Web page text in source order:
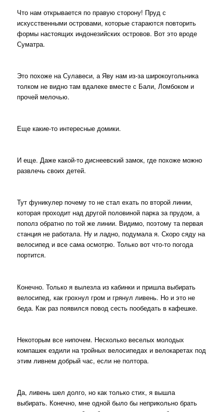
Что нам открывается по правую сторону! Пруд с
искусственными островами, которые стараются повторить
формы настоящих индонезийских островов. Вот это вроде
Суматра.
Это похоже на Сулавеси, а Яву нам из-за широкоугольника
толком не видно там вдалеке вместе с Бали, Ломбоком и
прочей мелочью.
Еще какие-то интересные домики.
И еще. Даже какой-то диснеевский замок, где похоже можно
развлечь своих детей.
Тут фуникулер почему то не стал ехать по второй линии,
которая проходит над другой половиной парка за прудом, а
пополз обратно по той же линии. Видимо, поэтому та первая
станция не работала. Ну и ладно, подумала я. Скоро сяду на
велосипед и все сама осмотрю. Только вот что-то погода
портится.
Конечно. Только я вылезла из кабинки и пришла выбирать
велосипед, как грохнул гром и грянул ливень. Но и это не
беда. Как раз появился повод сесть пообедать в кафешке.
Некоторым все нипочем. Несколько веселых молодых
компашек ездили на тройных велосипедах и велокаретах под
этим ливнем добрый час, если не полтора.
Да, ливень шел долго, но как только стих, я вышла
выбирать. Конечно, мне одной было бы неприкольно брать